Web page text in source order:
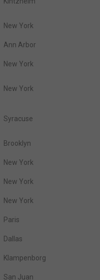
New York
Ann Arbor
New York
New York
Syracuse
Brooklyn
New York
New York
New York
Paris
Dallas
Klampenborg
San Juan